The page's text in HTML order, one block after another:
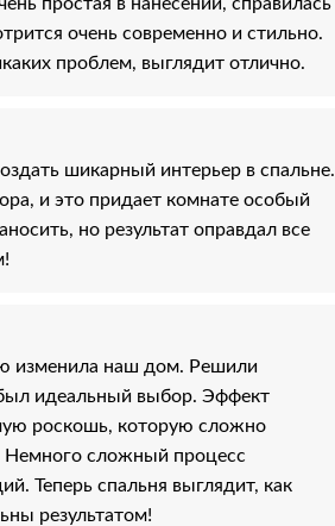
очень современно и стильно.
проблем, выглядит отлично.
шикарный интерьер в спальне.
и это придает комнате особый
но результат оправдал все
изменила наш дом. Решили
идеальный выбор. Эффект
роскошь, которую сложно
сложный процесс
Теперь спальня выглядит, как
результатом!